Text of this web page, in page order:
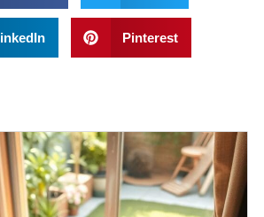
Pinterest